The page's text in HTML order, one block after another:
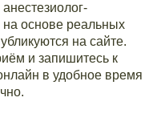
основе реальных
на сайте.
и запишитесь к
в удобное время